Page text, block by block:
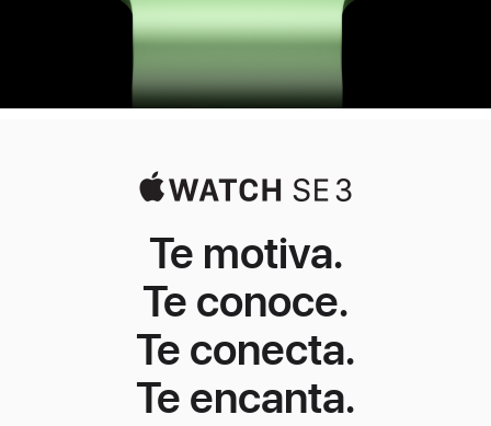
Te motiva.
Te conoce.
Te conecta.
Te encanta.